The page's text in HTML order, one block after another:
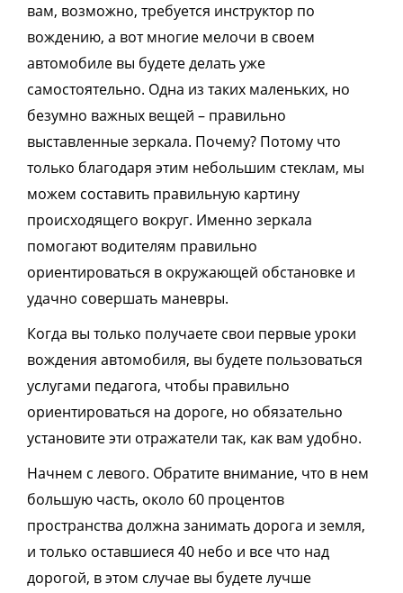
вам, возможно, требуется инструктор по
вождению, а вот многие мелочи в своем
автомобиле вы будете делать уже
самостоятельно. Одна из таких маленьких, но
безумно важных вещей – правильно
выставленные зеркала. Почему? Потому что
только благодаря этим небольшим стеклам, мы
можем составить правильную картину
происходящего вокруг. Именно зеркала
помогают водителям правильно
ориентироваться в окружающей обстановке и
удачно совершать маневры.
Когда вы только получаете свои первые уроки
вождения автомобиля, вы будете пользоваться
услугами педагога, чтобы правильно
ориентироваться на дороге, но обязательно
установитеэти отражатели так, как вам удобно.
Начнем с левого. Обратите внимание, что в нем
большую часть, около 60 процентов
пространства должна занимать дорога и земля,
и только оставшиеся 40 небо и все что над
дорогой, в этом случае вы будете лучше